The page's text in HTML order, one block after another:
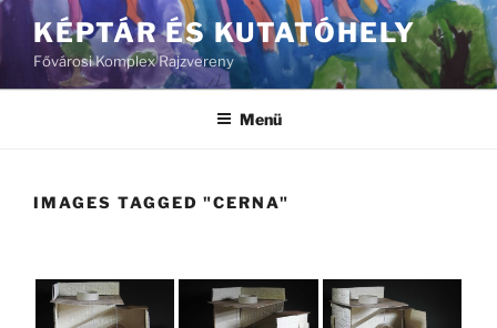
Tartalomhoz
KÉPTÁR ÉS KUTATÓHELY
Fővárosi Komplex Rajzvereny
Menü
IMAGES TAGGED "CERNA"